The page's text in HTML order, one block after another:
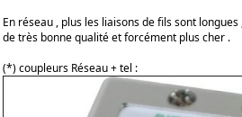
En réseau , plus les liaisons de fils sont
de très bonne qualité et forcément plus cher .
(*) coupleurs Réseau + tel :